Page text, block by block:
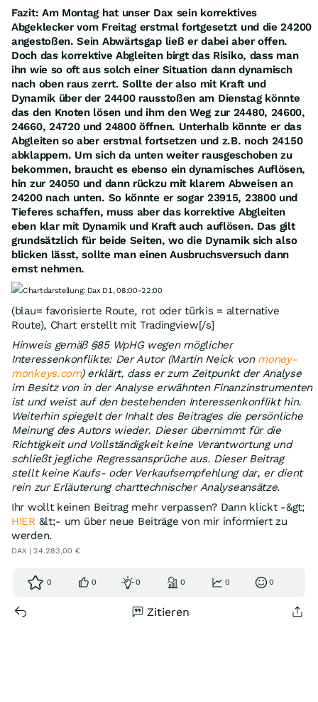
Fazit: Am Montag hat unser Dax sein korrektives
Abgeklecker vom Freitag erstmal fortgesetzt und die 24200
angestoßen. Sein Abwärtsgap ließ er dabei aber offen.
Doch das korrektive Abgleiten birgt das Risiko, dass man
ihn wie so oft aus solch einer Situation dann dynamisch
nach oben raus zerrt. Sollte der also mit Kraft und
Dynamik über der 24400 rausstoßen am Dienstag könnte
das den Knoten lösen und ihm den Weg zur 24480, 24600,
24660, 24720 und 24800 öffnen. Unterhalb könnte er das
Abgleiten so aber erstmal fortsetzen und z.B. noch 24150
abklappern. Um sich da unten weiter rausgeschoben zu
bekommen, braucht es ebenso ein dynamisches Auflösen,
hin zur 24050 und dann rückzu mit klarem Abweisen an
24200 nach unten. So könnte er sogar 23915, 23800 und
Tieferes schaffen, muss aber das korrektive Abgleiten
eben klar mit Dynamik und Kraft auch auflösen. Das gilt
grundsätzlich für beide Seiten, wo die Dynamik sich also
blicken lässt, sollte man einen Ausbruchsversuch dann
ernst nehmen.
Chartdarstellung: Dax D1, 08:00-22:00
(blau= favorisierte Route, rot oder türkis = alternative
Route), Chart erstellt mit Tradingview[/s]
Hinweis gemäß §85 WpHG wegen möglicher
Interessenkonflikte: Der Autor (Martin Neick von money-
monkeys.com) erklärt, dass er zum Zeitpunkt der Analyse
im Besitz von in der Analyse erwähnten Finanzinstrumenten
ist und weist auf den bestehenden Interessenkonflikt hin.
Weiterhin spiegelt der Inhalt des Beitrages die persönliche
Meinung des Autors wieder. Dieser übernimmt für die
Richtigkeit und Vollständigkeit keine Verantwortung und
schließt jegliche Regressansprüche aus. Dieser Beitrag
stellt keine Kaufs- oder Verkaufsempfehlung dar, er dient
rein zur Erläuterung charttechnischer Analyseansätze.
Ihr wollt keinen Beitrag mehr verpassen? Dann klickt -&gt;
HIER &lt;- um über neue Beiträge von mir informiert zu
werden.
DAX | 24.283,00 €
0 0 0 0 0 0
Zitieren